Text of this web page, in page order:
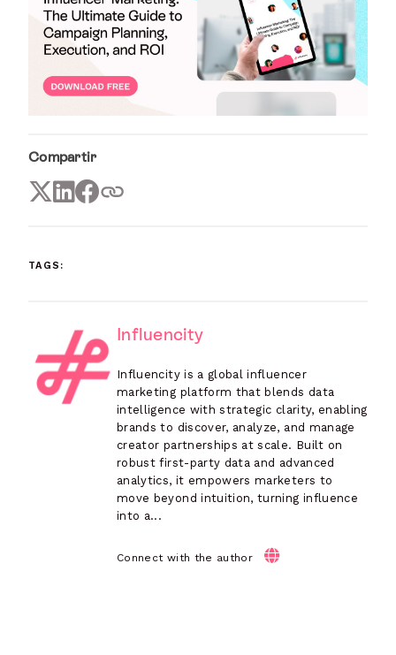
Compartir
TAGS:
Influencity
Influencity is a global influencer
marketing platform that blends data
intelligence with strategic clarity, enabling
brands to discover, analyze, and manage
creator partnerships at scale. Built on
robust first-party data and advanced
analytics, it empowers marketers to
move beyond intuition, turning influence
into a...
Connect with the author